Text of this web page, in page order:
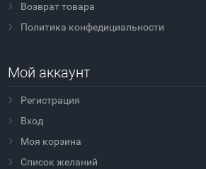
Возврат товара
Политика конфедициальности
Мой аккаунт
Регистрация
Вход
Моя корзина
Cписок желаний